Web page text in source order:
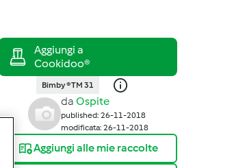
Bimby ® TM 31
da Ospite
published: 26-11-2018
modificata: 26-11-2018
Aggiungi alle mie raccolte